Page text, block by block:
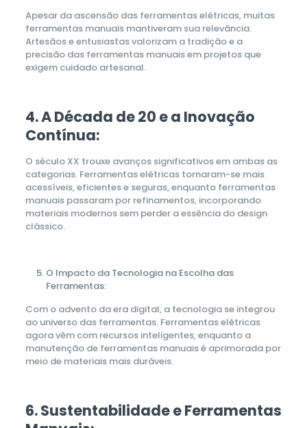
Apesar da ascensão das ferramentas elétricas, muitas
ferramentas manuais mantiveram sua relevância.
Artesãos e entusiastas valorizam a tradição e a
precisão das ferramentas manuais em projetos que
exigem cuidado artesanal.
4. A Década de 20 e a Inovação
Contínua:
O século XX trouxe avanços significativos em ambas as
categorias. Ferramentas elétricas tornaram-se mais
acessíveis, eficientes e seguras, enquanto ferramentas
manuais passaram por refinamentos, incorporando
materiais modernos sem perder a essência do design
clássico.
O Impacto da Tecnologia na Escolha das
Ferramentas:
Com o advento da era digital, a tecnologia se integrou
ao universo das ferramentas. Ferramentas elétricas
agora vêm com recursos inteligentes, enquanto a
manutenção de ferramentas manuais é aprimorada por
meio de materiais mais duráveis.
6. Sustentabilidade e Ferramentas